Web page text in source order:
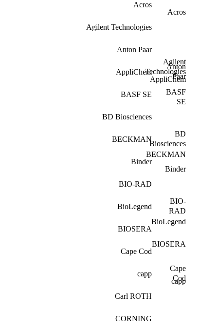
Acros
Acros
Agilent
Technologies
Agilent Technologies
Anton
Paar
Anton Paar
AppliChem
AppliChem
BASF
SE
BASF SE
BD
Biosciences
BD Biosciences
BECKMAN
BECKMAN
Binder
Binder
BIO-
RAD
BIO-RAD
BioLegend
BioLegend
BIOSERA
BIOSERA
Cape
Cod
Cape Cod
capp
capp
Carl ROTH
CORNING